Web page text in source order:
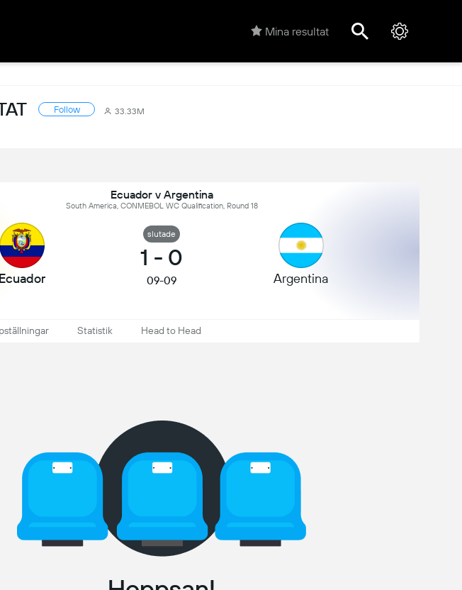
Mina resultat
Follow 33.33M
Ecuador v Argentina
South America, CONMEBOL WC Qualification, Round 18
Ecuador
slutade
1 - 0
09-09 Argentina
Statistik Head to Head